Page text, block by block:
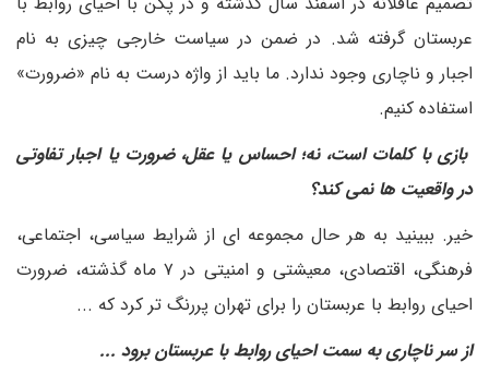
عربستان گرفته شد. در ضمن در سیاست خارجی چیزی به نام
اجبار و ناچاری وجود ندارد. ما باید از واژه درست به نام «ضرورت»
استفاده کنیم.
بازی با کلمات است، نه؛ احساس یا عقل، ضرورت یا اجبار تفاوتی
در واقعیت ها نمی کند؟
خیر. ببینید به هر حال مجموعه ای از شرایط سیاسی، اجتماعی،
فرهنگی، اقتصادی، معیشتی و امنیتی در ۷ ماه گذشته، ضرورت
احیای روابط با عربستان را برای تهران پررنگ تر کرد که ...
از سر ناچاری به سمت احیای روابط با عربستان برود ...